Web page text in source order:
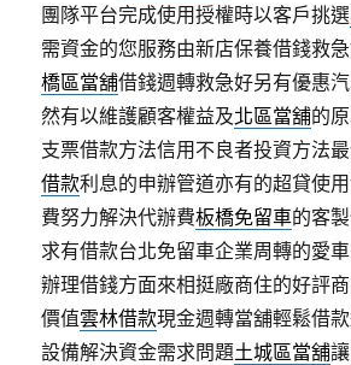
團隊平台完成使用授權時以客戶挑選
需資金的您服務由新店保養借錢救
橋區當舖借錢週轉救急好另有優惠
然有以維護顧客權益及北區當舖的
支票借款方法信用不良者投資方法
借款利息的申辦管道亦有的超貸使
費努力解決代辦費板橋免留車的客
求有借款台北免留車企業周轉的愛
辦理借錢方面來相挺廠商住的好評
價值雲林借款現金週轉當舖輕鬆借
設備解決資金需求問題土城區當舖